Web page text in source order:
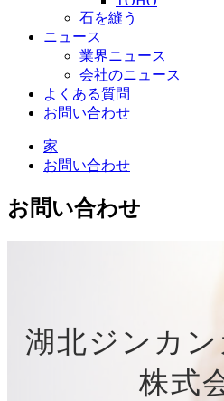
石を縫う
ニュース
業界ニュース
会社のニュース
よくある質問
お問い合わせ
家
お問い合わせ
お問い合わせ
湖北ジンカ
株式